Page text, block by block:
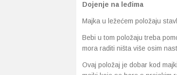
Dojenje na leđima
Majka u ležećem položaju
Bebi u tom položaju treba
mora raditi ništa više osim
Ovaj položaj je dobar kod